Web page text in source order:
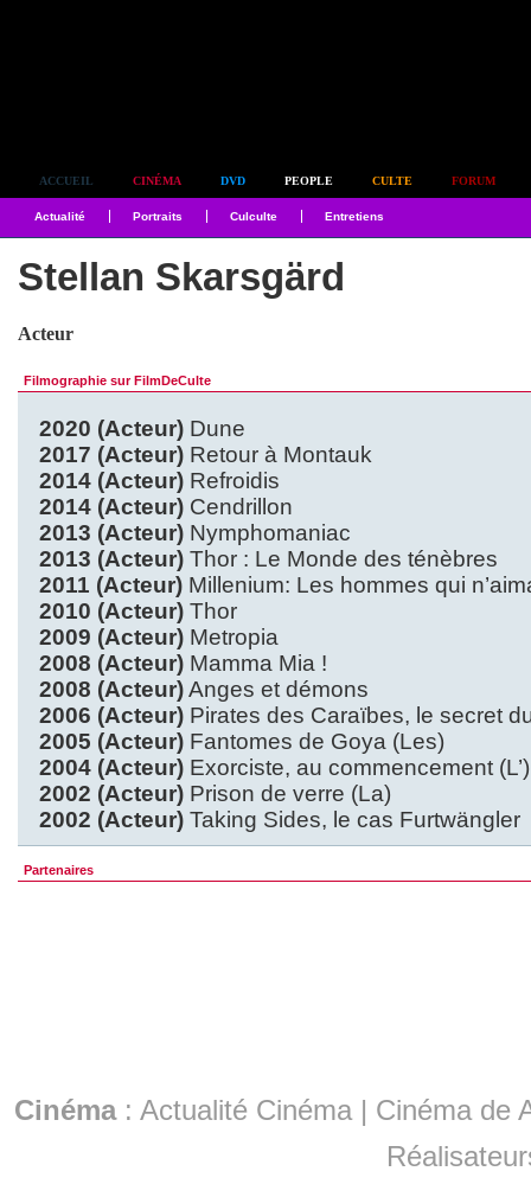
ACCUEIL CINÉMA DVD PEOPLE CULTE FORUM
Actualité Portraits Culculte Entretiens
Stellan Skarsgärd
Acteur
Filmographie sur FilmDeCulte
2020 (Acteur) Dune
2017 (Acteur) Retour à Montauk
2014 (Acteur) Refroidis
2014 (Acteur) Cendrillon
2013 (Acteur) Nymphomaniac
2013 (Acteur) Thor : Le Monde des ténèbres
2011 (Acteur) Millenium: Les hommes qui
2010 (Acteur) Thor
2009 (Acteur) Metropia
2008 (Acteur) Mamma Mia !
2008 (Acteur)Anges et démons
2006 (Acteur) Pirates des Caraïbes, le secret
2005 (Acteur) Fantomes de Goya (Les)
2004 (Acteur) Exorciste, au commencement (L’)
2002 (Acteur) Prison de verre (La)
2002 (Acteur) Taking Sides, le cas Furtwängler
Partenaires
Cinéma: Actualité Cinéma | Cinéma de